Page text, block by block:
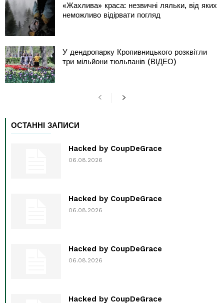
«Жахлива» краса: незвичні ляльки, від яких
неможливо відірвати погляд
У дендропарку Кропивницького розквітли
три мільйони тюльпанів (ВІДЕО)
ОСТАННІ ЗАПИСИ
Hacked by CoupDeGrace
06.08.2026
Hacked by CoupDeGrace
06.08.2026
Hacked by CoupDeGrace
06.08.2026
Hacked by CoupDeGrace